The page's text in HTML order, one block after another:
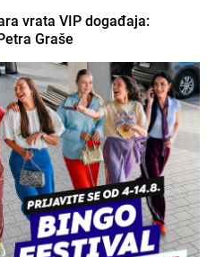
vrata VIP događaja:
Graše